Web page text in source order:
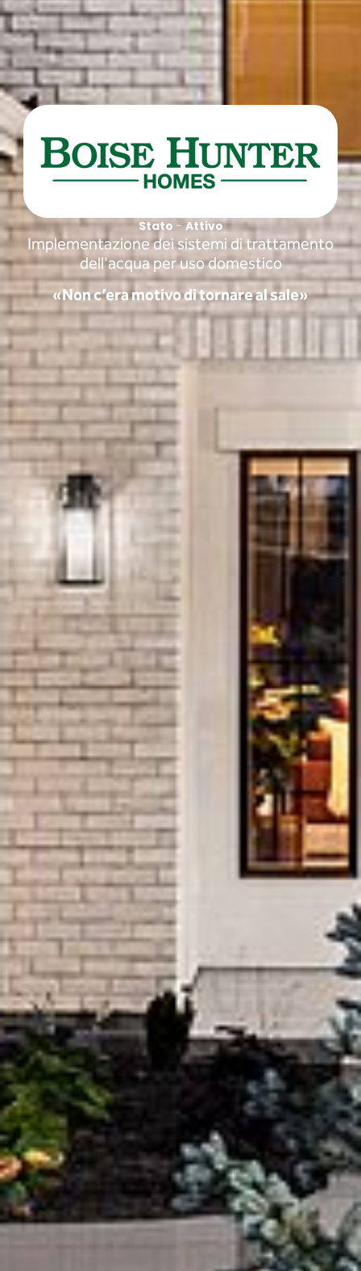
Stato - Attivo
Implementazione dei sistemi di trattamento
dell'acqua per uso domestico
«Non c’era motivo di tornare al sale»